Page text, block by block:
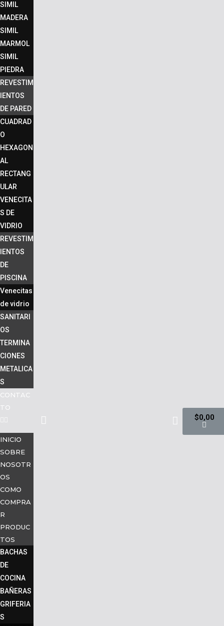
SIMIL
MADERA
SIMIL
MARMOL
SIMIL
PIEDRA
REVESTIM
IENTOS
DE PARED
CUADRAD
O
HEXAGON
AL
RECTANG
ULAR
VENECITA
S DE
VIDRIO
REVESTIM
IENTOS
DE
PISCINA
Venecitas
de vidrio
SANITARI
OS
TERMINA
CIONES
METALICA
S
CONTAC
TO
INICIO
SOBRE
NOSOTR
OS
COMO
COMPRA
R
PRODUC
TOS
BACHAS
DE
COCINA
BAÑERAS
GRIFERIA
S
$0,00